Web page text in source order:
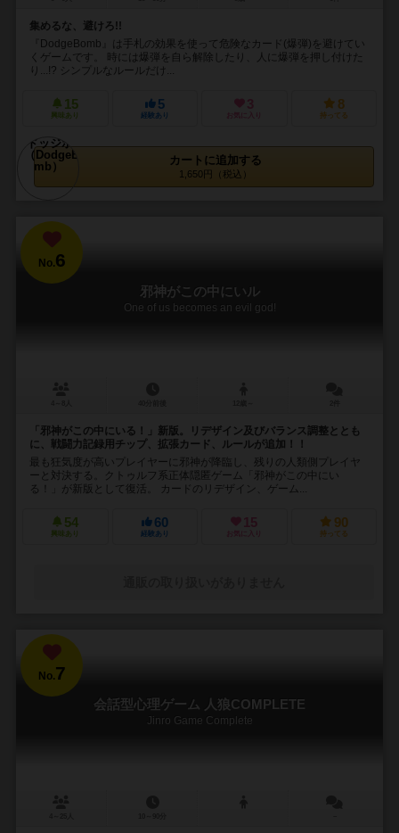
集めるな、避けろ!!
『DodgeBomb』は手札の効果を使って危険なカード(爆弾)を避けてい
くゲームです。 時には爆弾を自ら解除したり、人に爆弾を押し付けた
り...!? シンプルなルールだけ...
15
興味あり
5
経験あり
3
お気に入り
8
持ってる
カートに追加する
1,650円（税込）
No.6
邪神がこの中にいル
One of us becomes an evil god!
「邪神がこの中にいる！」新版。リデザイン及びバランス調整ととも
に、戦闘力記録用チップ、拡張カード、ルールが追加！！
最も狂気度が高いプレイヤーに邪神が降臨し、残りの人類側プレイヤ
ーと対決する。クトゥルフ系正体隠匿ゲーム「邪神がこの中にい
る！」が新版として復活。 カードのリデザイン、ゲーム...
54
興味あり
60
経験あり
15
お気に入り
90
持ってる
No.7
会話型心理ゲーム 人狼COMPLETE
Jinro Game Complete